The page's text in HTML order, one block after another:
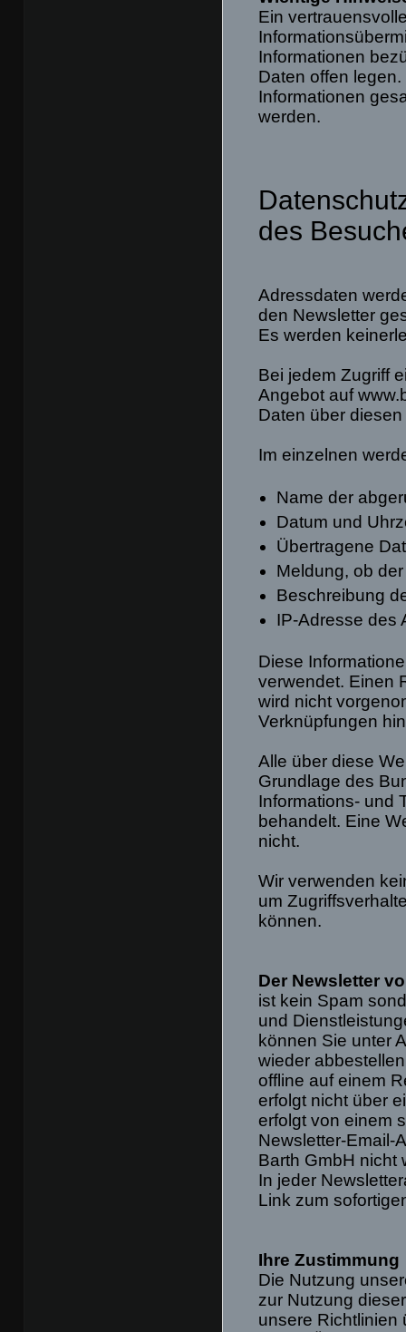
Ein
Informationen
Daten offen
Informationen
werden.
des
Adressdaten
den Newsletter
Es werden
Bei jedem Zugriff
Angebot auf
Daten über
Im einzelnen
Name der
Datum und
Übertragene
Meldung, ob
Beschreibung
IP-Adresse des
Diese
verwendet. Einen
wird nicht
Verknüpfungen
Alle über diese
Grundlage des
Informations- und
behandelt. Eine
nicht.
Wir verwenden
um
können.
Der Newsletter
ist kein Spam
und
können Sie unter
wieder
offline auf einem
erfolgt nicht über
erfolgt von einem
Newsletter-Email-
Barth GmbH nicht
In jeder
Link zum
Ihre Zustimmung
Die Nutzung
zur Nutzung
unsere Richtlinien